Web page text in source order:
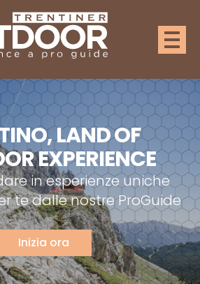
LAND OF
EXPERIENCE
in esperienze uniche
te dalle nostre ProGuide
Inizia ora